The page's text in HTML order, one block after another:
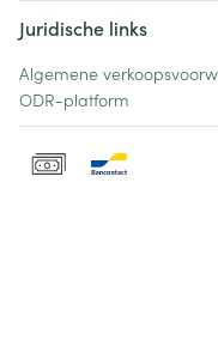
Juridische links
Algemene
ODR-platform